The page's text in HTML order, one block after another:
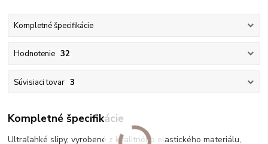
Kompletné špecifikácie
Hodnotenie 32
Súvisiaci tovar 3
Kompletné špecifikácie
Ultraľahké slipy, vyrobené z kvalitného elastického materiálu,